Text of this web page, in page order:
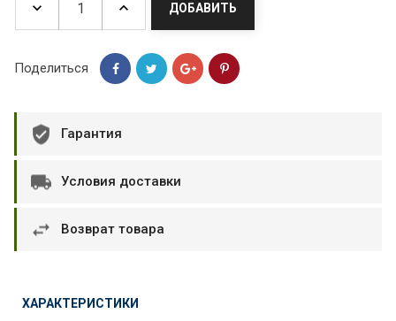
ДОБАВИТЬ
Поделиться
Гарантия
Условия доставки
Возврат товара
ХАРАКТЕРИСТИКИ